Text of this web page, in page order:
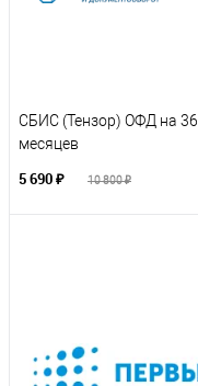
СБИС (Тензор) ОФД на 36
месяцев
5 690 ₽ 10 800 ₽